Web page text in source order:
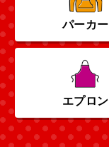
パーカー
エプロン